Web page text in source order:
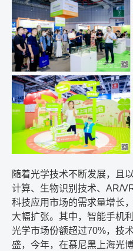
随着光学技术不断发展，且
计算、生物识别技术、 AR/
科技应用市场的需求量增长
大幅扩张。其中，智能手机
光学市场份额超过70%，技
盛，今年，在慕尼黑上海光